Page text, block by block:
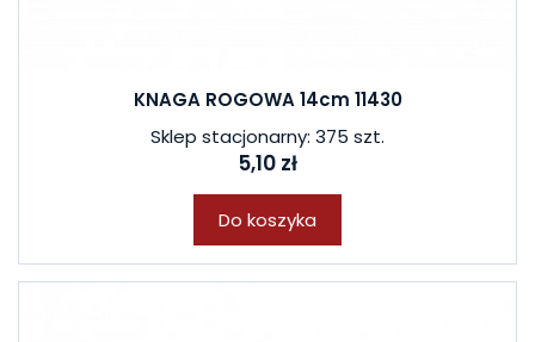
KNAGA ROGOWA 14cm 11430
Sklep stacjonarny: 375 szt.
5,10 zł
Do koszyka